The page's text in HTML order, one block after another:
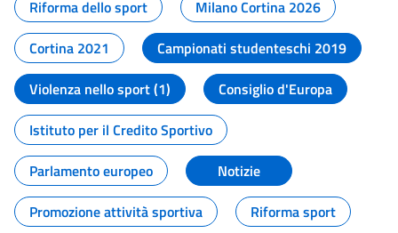
Riforma dello sport
Milano Cortina 2026
Cortina 2021
Campionati studenteschi 2019
Violenza nello sport (1)
Consiglio d'Europa
Istituto per il Credito Sportivo
Parlamento europeo
Notizie
Promozione attività sportiva
Riforma sport